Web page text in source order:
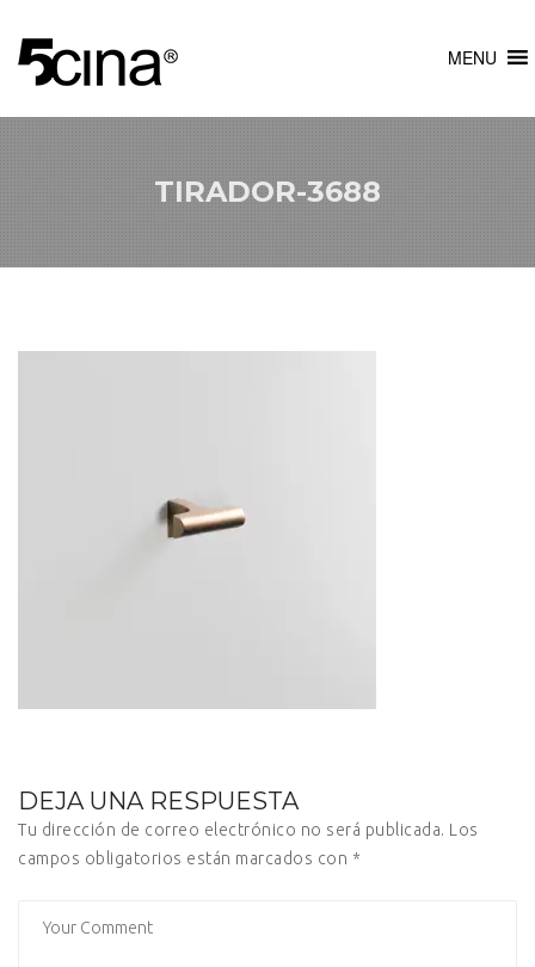
MENU
TIRADOR-3688
DEJA UNA RESPUESTA
Tu dirección de correo electrónico no será publicada. Los
campos obligatorios están marcados con *